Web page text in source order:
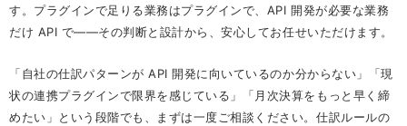
す。プラグインで足りる業務はプラグインで、API 開発が必要な業務
だけ API で——その判断と設計から、安心してお任せいただけます。
「自社の仕訳パターンが API 開発に向いているのか分からない」「現
状の連携プラグインで限界を感じている」「月次決算をもっと早く締
めたい」という段階でも、まずは一度ご相談ください。仕訳ルールの